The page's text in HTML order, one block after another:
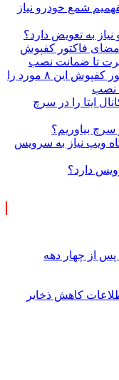
شمع خودرو نیاز
به تعویض دارد؟
فاکتور کفپوش
قبل از امضای فاکتور کفپوش این ۸ مورد را
نصب
ایتا را در سرچ
سرچ بیاوریم؟
ویپ نیاز به سرویس
دارد؟
از چهار دهه
کاهش ذخایر